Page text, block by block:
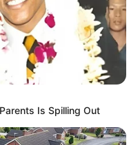
Is Spilling Out